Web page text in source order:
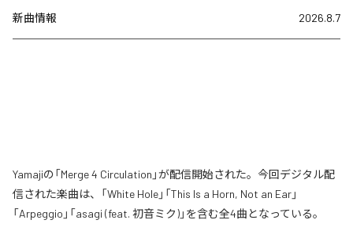
新曲情報 2026.8.7
Yamajiの「Merge 4 Circulation」が配信開始された。今回デジタル配
信された楽曲は、「White Hole」「This Is a Horn, Not an Ear」
「Arpeggio」「asagi (feat. 初音ミク)」を含む全4曲となっている。